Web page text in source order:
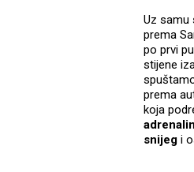
Uz samu
prema
po prvi
stijene
prema
koja
snijeg i